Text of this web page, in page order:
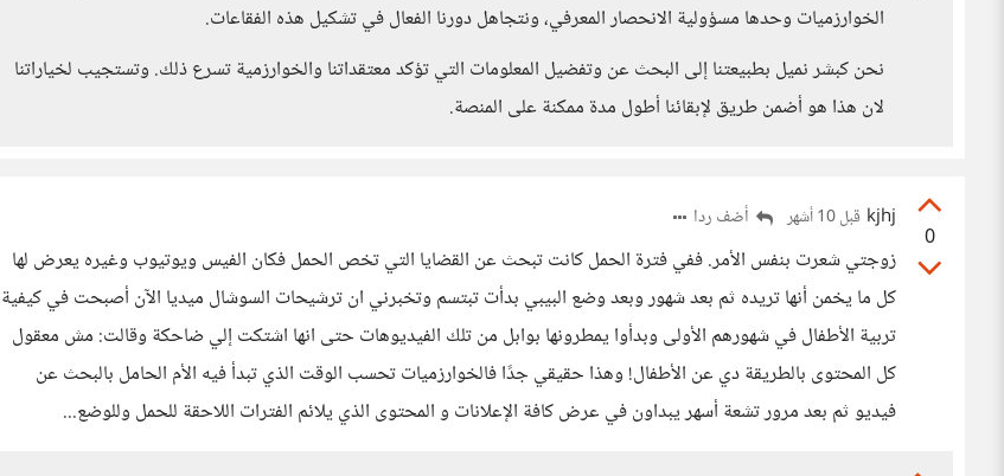
الخوارزميات وحدها مسؤولية الانحصار المعرفي، ونتجاهل دورنا الفعال في تشكيل هذه الفقاعات.
نحن كبشر نميل بطبيعتنا إلى البحث عن وتفضيل المعلومات التي تؤكد معتقداتنا والخوارزمية تسرع ذلك. وتستجيب لخياراتنا
لان هذا هو أضمن طريق لإبقائنا أطول مدة ممكنة على المنصة.
0
kjhj قبل 10 أشهر أضف ردا
زوجتي شعرت بنفس الأمر. ففي فترة الحمل كانت تبحث عن القضايا التي تخص الحمل فكان الفيس ويوتيوب وغيره يعرض لها
كل ما يخمن أنها تريده ثم بعد شهور وبعد وضع البيبي بدأت تبتسم وتخبرني ان ترشيحات السوشال ميديا اﻵن أصبحت في كيفية
تربية الأطفال في شهورهم الأولى وبدأوا يمطرونها بوابل من تلك الفيديوهات حتى انها اشتكت إلي ضاحكة وقالت: مش معقول
كل المحتوى بالطريقة دي عن الأطفال! وهذا حقيقي جدًا فالخوارزميات تحسب الوقت الذي تبدأ فيه الأم الحامل بالبحث عن
فيديو ثم بعد مرور تشعة أسهر يبداون في عرض كافة الإعلانات و المحتوى الذي يلائم الفترات اللاحقة للحمل وللوضع...